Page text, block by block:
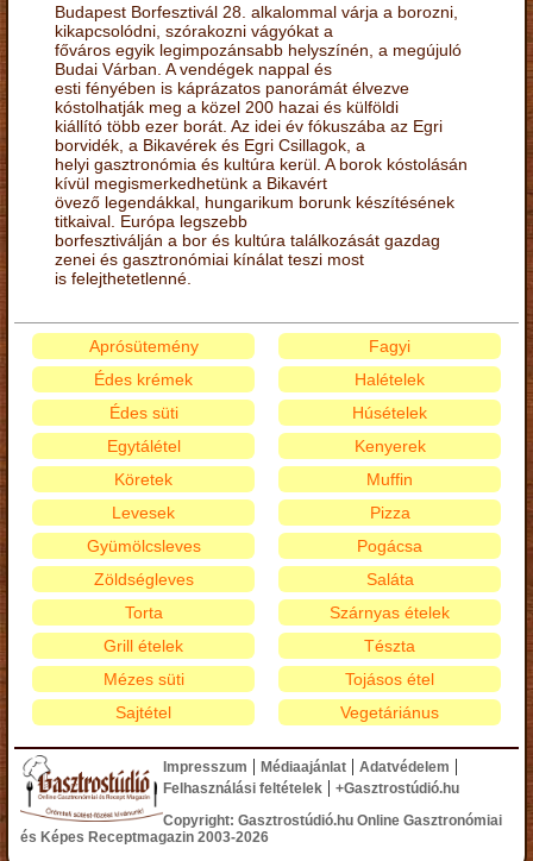
Budapest Borfesztivál 28. alkalommal várja a borozni,
kikapcsolódni, szórakozni vágyókat a
főváros egyik legimpozánsabb helyszínén, a megújuló
Budai Várban. A vendégek nappal és
esti fényében is káprázatos panorámát élvezve
kóstolhatják meg a közel 200 hazai és külföldi
kiállító több ezer borát. Az idei év fókuszába az Egri
borvidék, a Bikavérek és Egri Csillagok, a
helyi gasztronómia és kultúra kerül. A borok kóstolásán
kívül megismerkedhetünk a Bikavért
övező legendákkal, hungarikum borunk készítésének
titkaival. Európa legszebb
borfesztiválján a bor és kultúra találkozását gazdag
zenei és gasztronómiai kínálat teszi most
is felejthetetlenné.
Aprósütemény
Édes krémek
Édes süti
Egytálétel
Fagyi
Halételek
Húsételek
Kenyerek
Köretek
Levesek
Gyümölcsleves
Zöldségleves
Muffin
Pizza
Pogácsa
Saláta
Torta
Grill ételek
Mézes süti
Sajtétel
Szárnyas ételek
Tészta
Tojásos étel
Vegetáriánus
Impresszum | Médiaajánlat | Adatvédelem |
Felhasználási feltételek | +Gasztrostúdió.hu
Copyright: Gasztrostúdió.hu Online Gasztronómiai
és Képes Receptmagazin 2003-2026